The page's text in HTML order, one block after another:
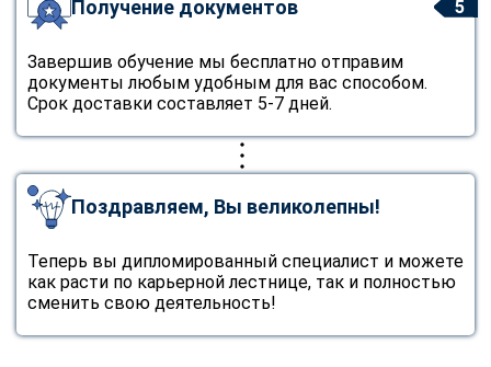
5
Получение документов
Завершив обучение мы бесплатно отправим
документы любым удобным для вас способом.
Срок доставки составляет 5-7 дней.
Поздравляем, Вы великолепны!
Теперь вы дипломированный специалист и можете
как расти по карьерной лестнице, так и полностью
сменить свою деятельность!